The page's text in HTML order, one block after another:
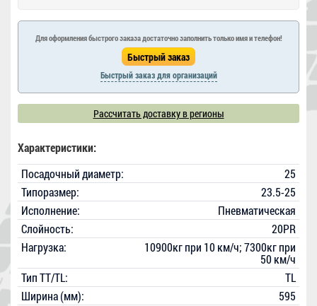
Для оформления быстрого заказа достаточно заполнить только имя и телефон!
Быстрый заказ для организаций
Рассчитать доставку в регионы
Характеристики:
Посадочный диаметр:
25
Типоразмер:
23.5-25
Исполнение:
Пневматическая
Слойность:
20PR
Нагрузка:
10900кг при 10 км/ч; 7300кг при
50 км/ч
Тип TT/TL:
TL
Ширина (мм):
595